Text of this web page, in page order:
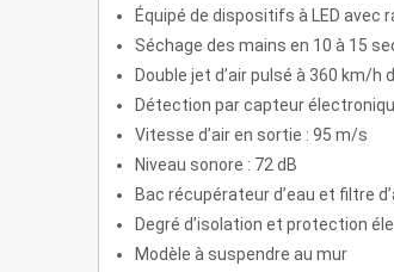
Équipé de dispositifs à LED avec
Séchage des mains en 10 à 15
Double jet d’air pulsé à 360 km/h
Détection par capteur
Vitesse d’air en sortie : 95 m/s
Niveau sonore : 72 dB
Bac récupérateur d’eau et filtre
Degré d’isolation et protection
Modèle à suspendre au mur